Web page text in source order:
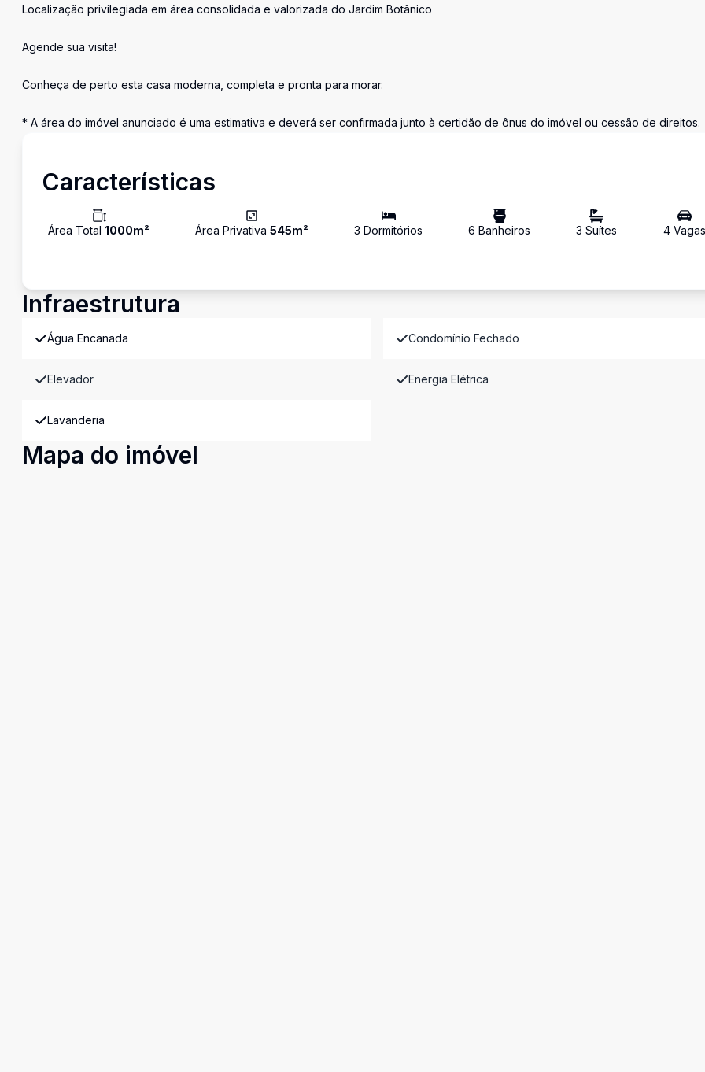
Localização privilegiada em área consolidada e valorizada do Jardim Botânico
Agende sua visita!
Conheça de perto esta casa moderna, completa e pronta para morar.
* A área do imóvel anunciado é uma estimativa e deverá ser confirmada junto à certidão de ônus do imóvel ou cessão de direitos.
Características
Área Total 1000m² Área Privativa545m² 3 Dormitórios 6 Banheiros 3 Suítes 4Vagas
Infraestrutura
Água Encanada Condomínio Fechado
Elevador Energia Elétrica
Lavanderia
Mapa do imóvel